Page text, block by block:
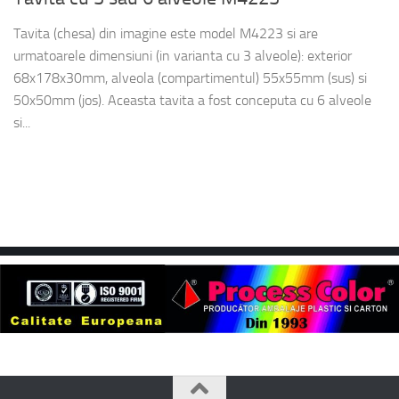
Tavita (chesa) din imagine este model M4223 si are
urmatoarele dimensiuni (in varianta cu 3 alveole): exterior
68x178x30mm, alveola (compartimentul) 55x55mm (sus) si
50x50mm (jos). Aceasta tavita a fost conceputa cu 6 alveole
si...